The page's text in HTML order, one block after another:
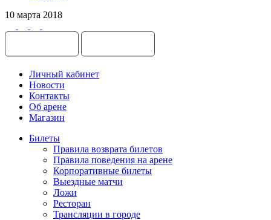
10 марта 2018
Личный кабинет
Новости
Контакты
Об арене
Магазин
Билеты
Правила возврата билетов
Правила поведения на арене
Корпоративные билеты
Выездные матчи
Ложи
Ресторан
Трансляции в городе